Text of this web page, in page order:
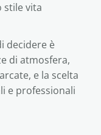
stile vita
decidere è
di atmosfera,
e la scelta
e professionali